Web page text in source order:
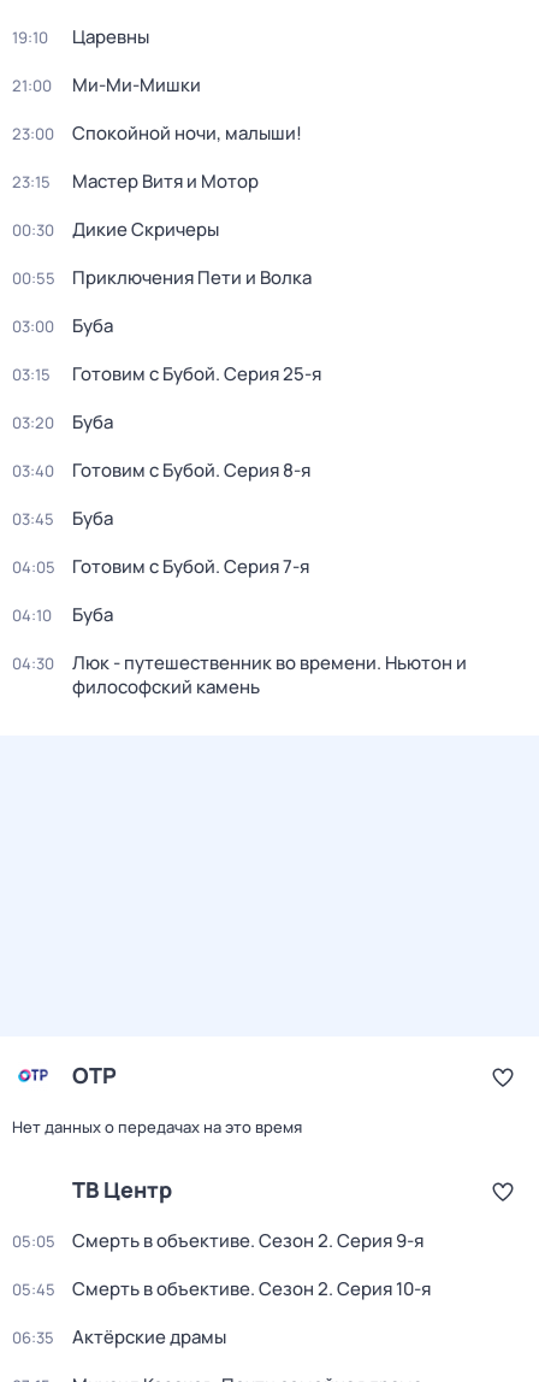
19:10 Царевны
21:00 Ми-Ми-Мишки
23:00 Спокойной ночи, малыши!
23:15 Мастер Витя и Мотор
00:30 Дикие Скричеры
00:55 Приключения Пети и Волка
03:00 Буба
03:15 Готовим с Бубой. Серия 25-я
03:20 Буба
03:40 Готовим с Бубой. Серия 8-я
03:45 Буба
04:05 Готовим с Бубой. Серия 7-я
04:10 Буба
04:30
Люк - путешественник во времени. Ньютон и
философский камень
ОТР
Нет данных о передачах на это время
ТВ Центр
05:05 Смерть в объективе. Сезон 2. Серия 9-я
05:45 Смерть в объективе. Сезон 2. Серия 10-я
06:35 Актёрские драмы